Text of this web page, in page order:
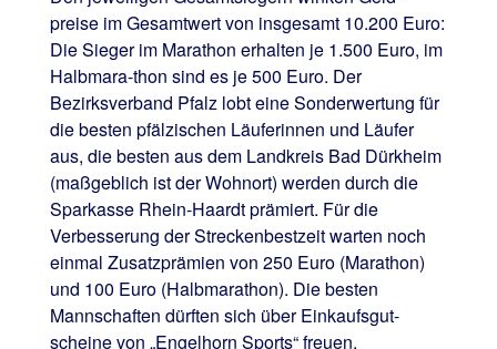
preise im Gesamtwert von insgesamt 10.200 Euro:
Die Sieger im Marathon erhalten je 1.500 Euro, im
Halbmara-thon sind es je 500 Euro. Der
Bezirksverband Pfalz lobt eine Sonderwertung für
die besten pfälzischen Läuferinnen und Läufer
aus, die besten aus dem Landkreis Bad Dürkheim
(maßgeblich ist der Wohnort) werden durch die
Sparkasse Rhein-Haardt prämiert. Für die
Verbesserung der Streckenbestzeit warten noch
einmal Zusatzprämien von 250 Euro (Marathon)
und 100 Euro (Halbmarathon). Die besten
Mannschaften dürften sich über Einkaufsgut-
scheine von „Engelhorn Sports“ freuen.